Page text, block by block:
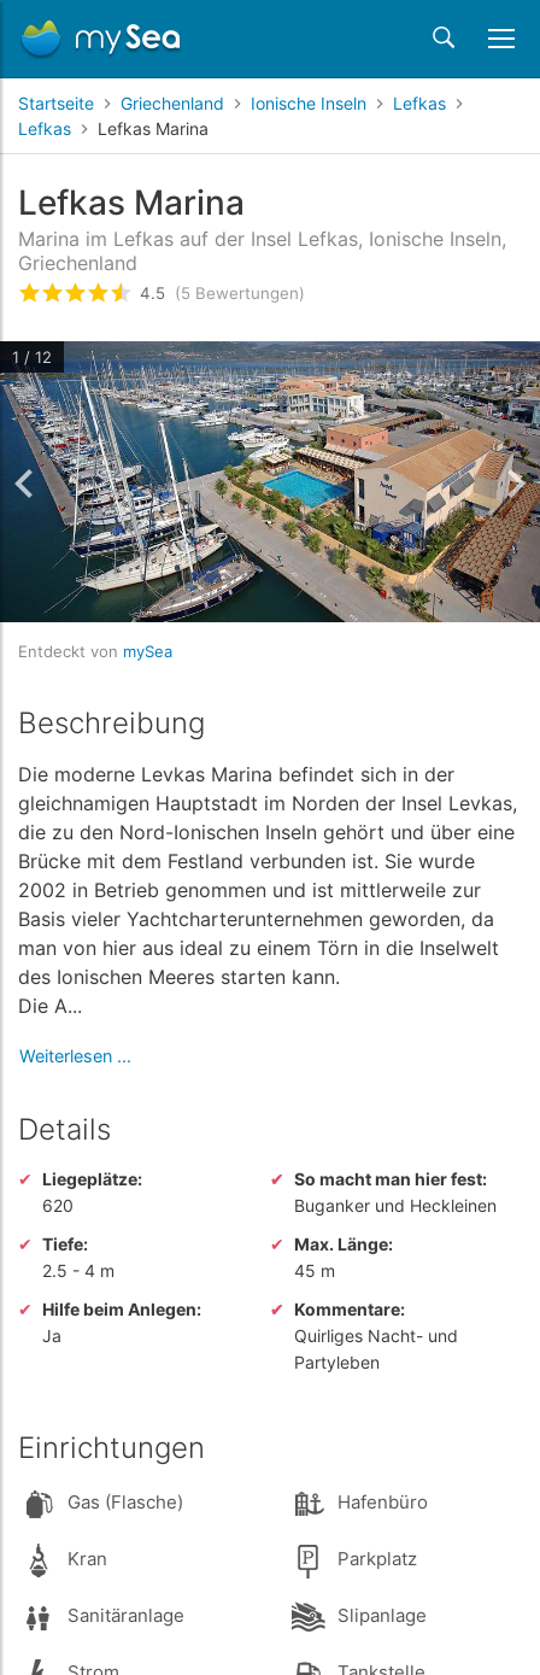
Startseite Griechenland Ionische Inseln
Lefkas
Lefkas
Lefkas Marina
Lefkas Marina
Marina im Lefkas auf der Insel Lefkas, Ionische Inseln,
Griechenland
bewertet4.5/5 beyogen auf
4.5 (5 Bewertungen)
1 / 12
Entdeckt von mySea
Beschreibung
Die moderne Levkas Marina befindet sich in der
gleichnamigen Hauptstadt im Norden der Insel Levkas,
die zu den Nord-Ionischen Inseln gehört und über eine
Brücke mit dem Festland verbunden ist. Sie wurde
2002 in Betrieb genommen und ist mittlerweile zur
Basis vieler Yachtcharterunternehmen geworden, da
man von hier aus ideal zu einem Törn in die Inselwelt
des Ionischen Meeres starten kann.
Die A...
Weiterlesen ...
Details
Liegeplätze:
620
So macht man hier fest:
Buganker und Heckleinen
Tiefe:
2.5 - 4 m
Max. Länge:
45 m
Hilfe beim Anlegen:
Ja
Kommentare:
Quirliges Nacht- und
Partyleben
Einrichtungen
Gas (Flasche) Hafenbüro
Kran Parkplatz
Sanitäranlage Slipanlage